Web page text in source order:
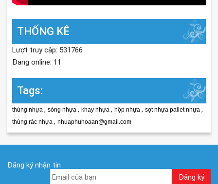
THỐNG KÊ
Lượt truy cập: 531766
Đang online: 11
Tags:
thùng nhựa , sóng nhựa , khay nhựa , hộp nhựa , sọt nhựa pallet nhựa ,
thùng rác nhựa , nhuaphuhoaan@gmail.com
Đăng ký nhận tin